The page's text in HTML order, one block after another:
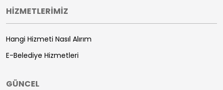
HİZMETLERİMİZ
Hangi Hizmeti Nasıl Alırım
E-Belediye Hizmetleri
GÜNCEL